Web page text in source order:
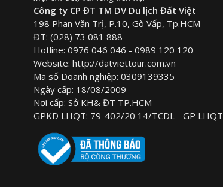
Công ty CP ĐT TM DV Du lịch Đất Việt
198 Phan Văn Trị, P.10, Gò Vấp, Tp.HCM
ĐT: (028) 73 081 888
Hotline: 0976 046 046 - 0989 120 120
Website: http://datviettour.com.vn
Mã số Doanh nghiệp: 0309139335
Ngày cấp: 18/08/2009
Nơi cấp: Sở KH& ĐT TP.HCM
GPKD LHQT: 79-402/20 14/TCDL - GP LHQT